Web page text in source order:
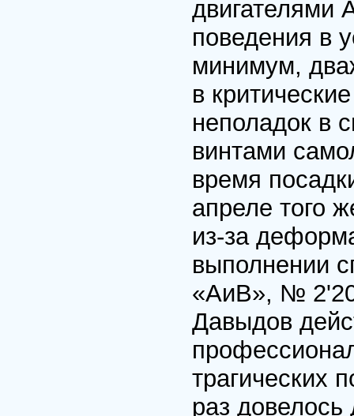
двигателями
поведения в
минимум,
в
неполадок в
винтами
время
апреле того
из-за
выполнении
«АиВ», №
Давыдов
трагических
раз